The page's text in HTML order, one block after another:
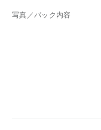
写真／パック内容